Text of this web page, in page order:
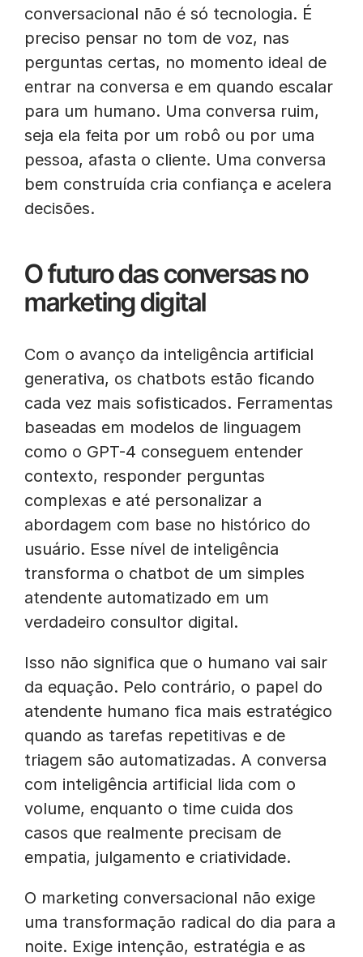
conversacional não é só tecnologia. É
preciso pensar no tom de voz, nas
perguntas certas, no momento ideal de
entrar na conversa e em quando escalar
para um humano. Uma conversa ruim,
seja ela feita por um robô ou por uma
pessoa, afasta o cliente. Uma conversa
bem construída cria confiança e acelera
decisões.
O futuro das conversas no
marketing digital
Com o avanço da inteligência artificial
generativa, os chatbots estão ficando
cada vez mais sofisticados. Ferramentas
baseadas em modelos de linguagem
como o GPT-4 conseguem entender
contexto, responder perguntas
complexas e até personalizar a
abordagem com base no histórico do
usuário. Esse nível de inteligência
transforma o chatbot de um simples
atendente automatizado em um
verdadeiro consultor digital.
Isso não significa que o humano vai sair
da equação. Pelo contrário, o papel do
atendente humano fica mais estratégico
quando as tarefas repetitivas e de
triagem são automatizadas. A conversa
com inteligência artificial lida com o
volume, enquanto o time cuida dos
casos que realmente precisam de
empatia, julgamento e criatividade.
O marketing conversacional não exige
uma transformação radical do dia para a
noite. Exige intenção, estratégia e as